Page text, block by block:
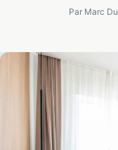
Par Marc